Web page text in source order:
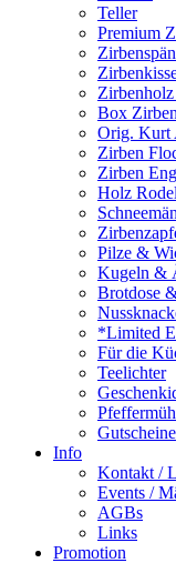
Teller
Premium
Box
Orig. Kurt
Zirben
Zirben
Holz
Pilze &
Kugeln &
Brotdose
*Limited
Für die
Teelichter
Gutscheine
Info
Kontakt /
Events /
AGBs
Links
Promotion